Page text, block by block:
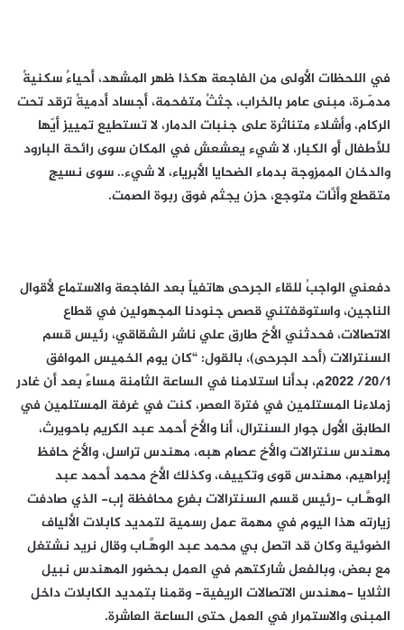
في اللحظات الأولى من الفاجعة هكذا ظهر المشهد، أحياءٌ سكنيةٌ
مدمّـرة، مبنى عامر بالخراب، جثثٌ متفحمة، أجساد أدميةٌ ترقد تحت
الركام، وأشلاء متناثرة على جنبات الدمار، لا تستطيع تمييز أيّها
للأطفال أَو الكبار، لا شيء يعشعش في المكان سوى رائحة البارود
والدخان الممزوجة بدماء الضحايا الأبرياء، لا شيء.. سوى نسيجٍ
متقطعٍ وأنَّات متوجعٍ، حزن يجثم فوق ربوة الصمت.
دفعني الواجبُ للقاء الجرحى هاتفياً بعد الفاجعة والاستماع لأقوال
الناجين، واستوقفتني قصص جنودنا المجهولين في قطاع
الاتصالات، فحدثني الأخ طارق علي ناشر الشقاقي، رئيس قسم
السنترالات (أحد الجرحى)، بالقول: “كان يوم الخميس الموافق
20/1/ 2022م، بدأنا استلامنا في الساعة الثامنة مساءً بعد أن غادر
زملاءنا المستلمين في فترة العصر، كنت في غرفة المستلمين في
الطابق الأول جوار السنترال، أنا والأخ أحمد عبد الكريم باحويرث،
مهندس سنترالات والأخ عصام هبه، مهندس تراسل، والأخ حافظ
إبراهيم، مهندس قوى وتكييف، وكذلك الأخ محمد أحمد عبد
الوهَّـاب -رئيس قسم السنترالات بفرع محافظة إب- الذي صادفت
زيارته هذا اليوم في مهمة عمل رسمية لتمديد كابلات الألياف
الضوئية وكان قد اتصل بي محمد عبد الوهَّـاب وقال نريد نشتغل
مع بعض، وبالفعل شاركتهم في العمل بحضور المهندس نبيل
الثلايا -مهندس الاتصالات الريفية- وقمنا بتمديد الكابلات داخل
المبنى والاستمرار في العمل حتى الساعة العاشرة.